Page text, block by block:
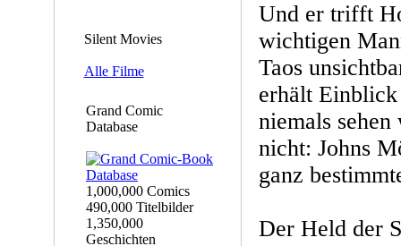
Silent Movies
Alle Filme
Grand Comic
Database
1,000,000 Comics
490,000 Titelbilder
1,350,000
Geschichten
Und er trifft
wichtigen
Taos
erhält
niemals
nicht: Johns
ganz
Der Held der